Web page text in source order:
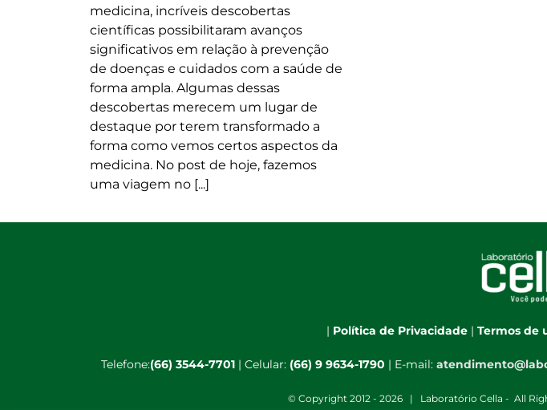
medicina, incríveis descobertas
científicas possibilitaram avanços
significativos em relação à prevenção
de doenças e cuidados com a saúde de
forma ampla. Algumas dessas
descobertas merecem um lugar de
destaque por terem transformado a
forma como vemos certos aspectos da
medicina. No post de hoje, fazemos
uma viagem no [...]
| Política de Privacidade | Termos de
Telefone:(66) 3544-7701 | Celular: (66) 9 9634-1790 | E-mail:
© Copyright 2012 - 2026 | Laboratório Cella - All